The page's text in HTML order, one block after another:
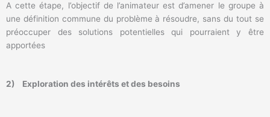
A cette étape, l’objectif de l’animateur est d’amener le groupe à
une définition commune du problème à résoudre, sans du tout se
préoccuper des solutions potentielles qui pourraient y être
apportées
2) Exploration des intérêts et des besoins